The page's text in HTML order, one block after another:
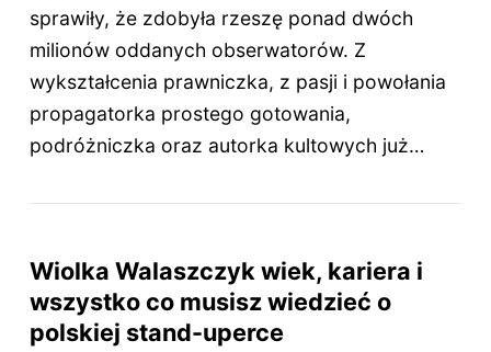
sprawiły, że zdobyła rzeszę ponad dwóch
milionów oddanych obserwatorów. Z
wykształcenia prawniczka, z pasji i powołania
propagatorka prostego gotowania,
podróżniczka oraz autorka kultowych już…
Wiolka Walaszczyk wiek, kariera i
wszystko co musisz wiedzieć o
polskiej stand-uperce